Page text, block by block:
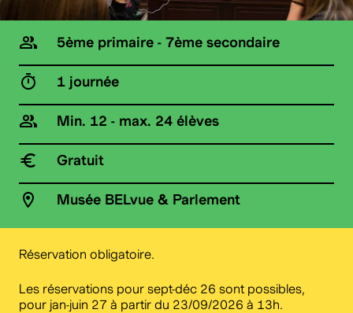
5ème primaire - 7ème secondaire
1 journée
Min. 12 - max. 24 élèves
Gratuit
Musée BELvue & Parlement
Réservation obligatoire.
Les réservations pour sept-déc 26 sont possibles,
pour jan-juin 27 à partir du 23/09/2026 à 13h.